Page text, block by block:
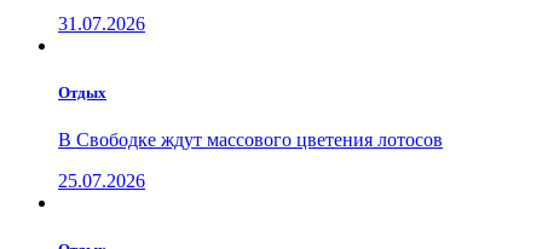
31.07.2026
Отдых
В Свободке ждут массового цветения лотосов
25.07.2026